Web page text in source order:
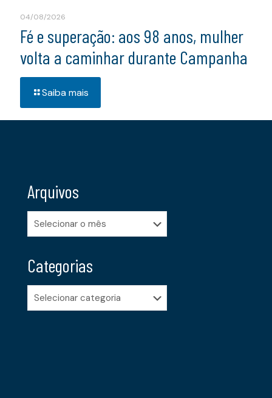
04/08/2026
Fé e superação: aos 98 anos, mulher
volta a caminhar durante Campanha
Saiba mais
Arquivos
Arquivos
Categorias
Categorias